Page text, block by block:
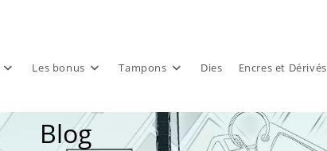
Les bonus Tampons Dies Encres et Dérivés
Blog